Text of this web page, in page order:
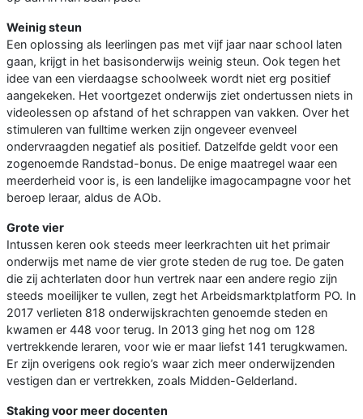
Weinig steun
Een oplossing als leerlingen pas met vijf jaar naar school laten
gaan, krijgt in het basisonderwijs weinig steun. Ook tegen het
idee van een vierdaagse schoolweek wordt niet erg positief
aangekeken. Het voortgezet onderwijs ziet ondertussen niets in
videolessen op afstand of het schrappen van vakken. Over het
stimuleren van fulltime werken zijn ongeveer evenveel
ondervraagden negatief als positief. Datzelfde geldt voor een
zogenoemde Randstad-bonus. De enige maatregel waar een
meerderheid voor is, is een landelijke imagocampagne voor het
beroep leraar, aldus de AOb.
Grote vier
Intussen keren ook steeds meer leerkrachten uit het primair
onderwijs met name de vier grote steden de rug toe. De gaten
die zij achterlaten door hun vertrek naar een andere regio zijn
steeds moeilijker te vullen, zegt het Arbeidsmarktplatform PO. In
2017 verlieten 818 onderwijskrachten genoemde steden en
kwamen er 448 voor terug. In 2013 ging het nog om 128
vertrekkende leraren, voor wie er maar liefst 141 terugkwamen.
Er zijn overigens ook regio’s waar zich meer onderwijzenden
vestigen dan er vertrekken, zoals Midden-Gelderland.
Staking voor meer docenten